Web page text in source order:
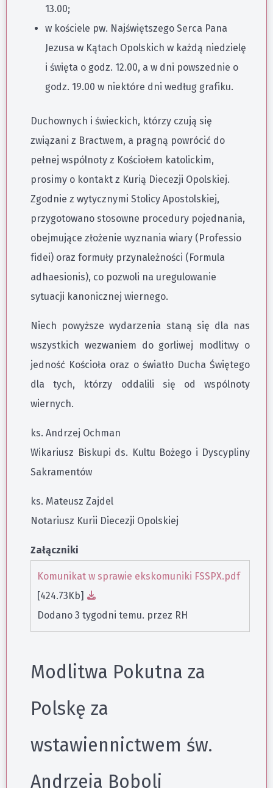
13.00;
w kościele pw. Najświętszego Serca Pana
Jezusa w Kątach Opolskich w każdą niedzielę
i święta o godz. 12.00, a w dni powszednie o
godz. 19.00 w niektóre dni według grafiku.
Duchownych i świeckich, którzy czują się
związani z Bractwem, a pragną powrócić do
pełnej wspólnoty z Kościołem katolickim,
prosimy o kontakt z Kurią Diecezji Opolskiej.
Zgodnie z wytycznymi Stolicy Apostolskiej,
przygotowano stosowne procedury pojednania,
obejmujące złożenie wyznania wiary (Professio
fidei) oraz formuły przynależności (Formula
adhaesionis), co pozwoli na uregulowanie
sytuacji kanonicznej wiernego.
Niech powyższe wydarzenia staną się dla nas
wszystkich wezwaniem do gorliwej modlitwy o
jedność Kościoła oraz o światło Ducha Świętego
dla tych, którzy oddalili się od wspólnoty
wiernych.
ks. Andrzej Ochman
Wikariusz Biskupi ds. Kultu Bożego i Dyscypliny
Sakramentów
ks. Mateusz Zajdel
Notariusz Kurii Diecezji Opolskiej
Załączniki
Komunikat w sprawie ekskomuniki FSSPX.pdf
[424.73Kb]
Dodano 3 tygodni temu. przez RH
Modlitwa Pokutna za
Polskę za
wstawiennictwem św.
Andrzeja Boboli